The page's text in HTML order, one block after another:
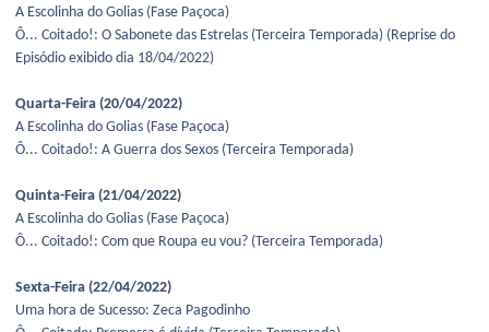
A Escolinha do Golias (Fase Paçoca)
Ô... Coitado!: O Sabonete das Estrelas (Terceira Temporada) (Reprise do
Episódio exibido dia 18/04/2022)
Quarta-Feira (20/04/2022)
A Escolinha do Golias (Fase Paçoca)
Ô... Coitado!: A Guerra dos Sexos (Terceira Temporada)
Quinta-Feira (21/04/2022)
A Escolinha do Golias (Fase Paçoca)
Ô... Coitado!: Com que Roupa eu vou? (Terceira Temporada)
Sexta-Feira (22/04/2022)
Uma hora de Sucesso: Zeca Pagodinho